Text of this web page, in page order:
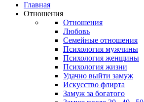
Главная
Отношения
Отношения
Любовь
Семейные отношения
Психология мужчины
Психология женщины
Психология жизни
Удачно выйти замуж
Искусство флирта
Замуж за богатого